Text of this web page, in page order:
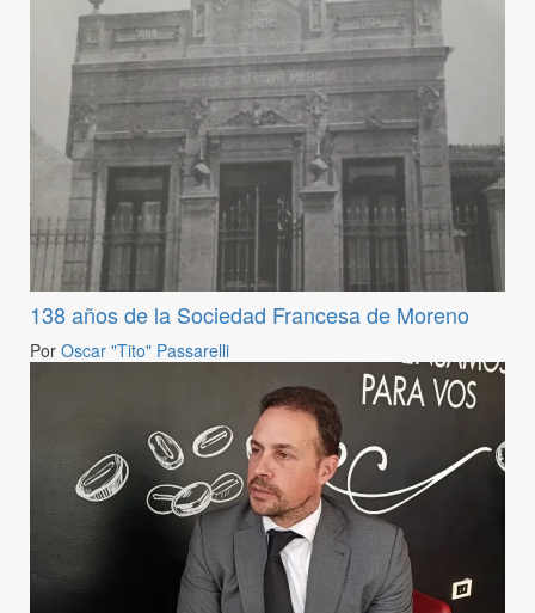
138 años de la Sociedad Francesa de Moreno
Por Oscar "Tito" Passarelli